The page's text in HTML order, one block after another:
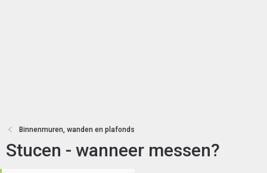
Binnenmuren, wanden en plafonds
Stucen - wanneer messen?